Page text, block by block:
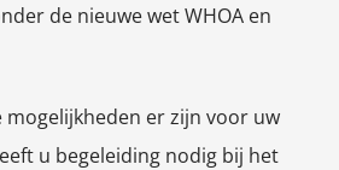
de nieuwe wet WHOA en
mogelijkheden er zijn voor uw
u begeleiding nodig bij het